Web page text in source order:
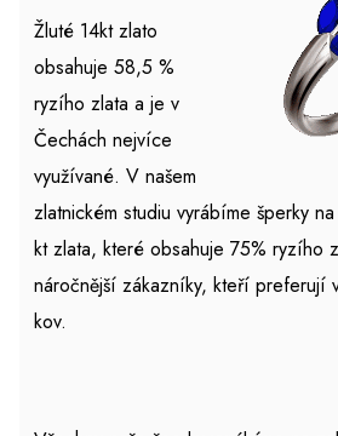
Žluté 14kt zlato
obsahuje 58,5 %
ryzího zlata a je v
Čechách nejvíce
využívané. V našem
zlatnickém studiu vyrábíme šperky
kt zlata, které obsahuje 75% ryzího
náročnější zákazníky, kteří preferují
kov.